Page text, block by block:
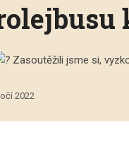
Zasoutěžili jsme si,
2022